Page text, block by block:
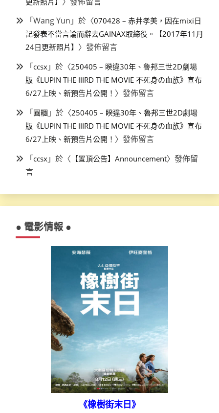
「Wang Yun 」於〈070428 – 赤井孝美，因在mixi日
記發表不當言論而辭去GAINAX取締役。【2017年11月
24日更新照片】 〉發佈留言
「ccsx 」於〈250405 – 睽違30年、魯邦三世2D劇場
版《LUPIN THE IIIRD THE MOVIE 不死身の血族》宣布
6/27上映、新預告片公開！ 〉發佈留言
「圓糰 」於〈250405 – 睽違30年、魯邦三世2D劇場
版《LUPIN THE IIIRD THE MOVIE 不死身の血族》宣布
6/27上映、新預告片公開！ 〉發佈留言
「ccsx 」於〈 【置頂公告】Announcement〉發佈留
言
● 電影情報 ●
《橡樹街末日》